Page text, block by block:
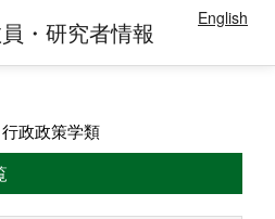
・研究者情報 English
政政策学類